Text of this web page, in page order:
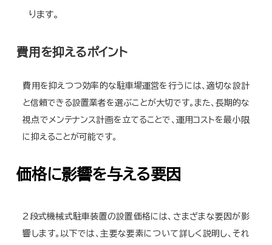
ります。
費用を抑えるポイント
費用を抑えつつ効率的な駐車場運営を行うには、適切な設計
と信頼できる設置業者を選ぶことが大切です。また、長期的な
視点でメンテナンス計画を立てることで、運用コストを最小限
に抑えることが可能です。
価格に影響を与える要因
2段式機械式駐車装置の設置価格には、さまざまな要因が影
響します。以下では、主要な要素について詳しく説明し、それ